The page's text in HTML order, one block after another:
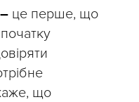
це перше, що
що